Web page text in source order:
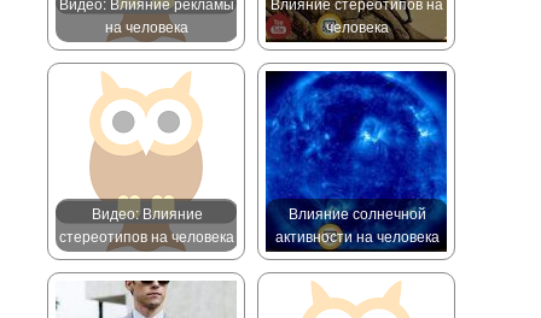
на человека
человека
Видео: Влияние
стереотипов на человека
Влияние солнечной
активности на человека